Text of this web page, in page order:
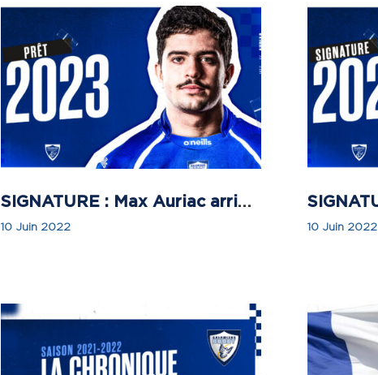
SIGNATURE : Max Auriac arrive en prêt à Colomiers Rugby !
10 Juin 2022 10 Juin 2022